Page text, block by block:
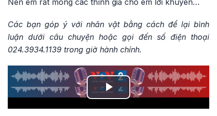
Nên em rất mong các thính giả cho em lời khuyên…
Các bạn góp ý với nhân vật bằng cách để lại bình
luận dưới câu chuyện hoặc gọi đến số điện thoại
024.3934.1139 trong giờ hành chính.
Play